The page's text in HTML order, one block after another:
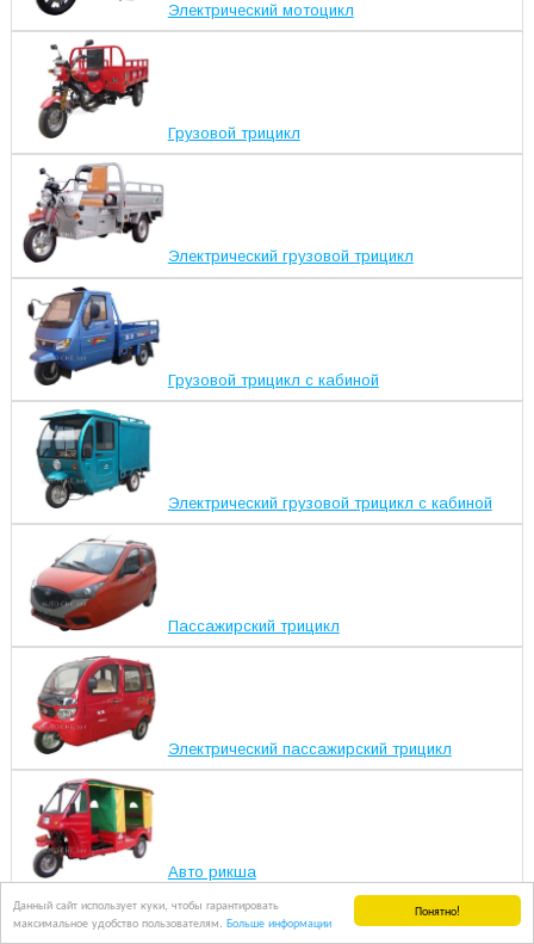
Понятно!
Данный сайт использует куки, чтобы гарантировать
максимальное удобство пользователям. Больше информации
Электрический мотоцикл
Грузовой трицикл
Электрический грузовой трицикл
Грузовой трицикл с кабиной
Электрический грузовой трицикл с кабиной
Пассажирский трицикл
Электрический пассажирский трицикл
Авто рикша